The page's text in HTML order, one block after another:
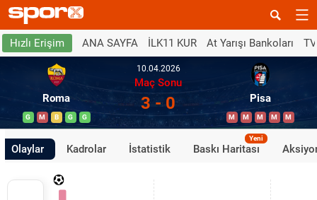
Hızlı Erişim ANA SAYFA İLK11 KUR At Yarışı Bankoları
Roma
G M B G G
10.04.2026
Maç Sonu
3 - 0 Pisa
M M M M M
Olaylar Kadrolar İstatistik Baskı Haritası
Yeni